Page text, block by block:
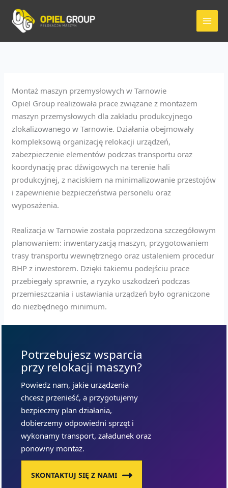
treści
Montaż maszyn przemysłowych w Tarnowie
Opiel Group realizowała prace związane z montażem
maszyn przemysłowych dla zakładu produkcyjnego
zlokalizowanego w Tarnowie. Działania obejmowały
kompleksową organizację relokacji urządzeń,
zabezpieczenie elementów podczas transportu oraz
koordynację prac dźwigowych na terenie hali
produkcyjnej, z naciskiem na minimalizowanie przestojów
i zapewnienie bezpieczeństwa personelu oraz
wyposażenia.
Realizacja w Tarnowie została poprzedzona szczegółowym
planowaniem: inwentaryzacją maszyn, przygotowaniem
trasy transportu wewnętrznego oraz ustaleniem procedur
BHP z inwestorem. Dzięki takiemu podejściu prace
przebiegały sprawnie, a ryzyko uszkodzeń podczas
przemieszczania i ustawiania urządzeń było ograniczone
do niezbędnego minimum.
Potrzebujesz wsparcia
przy relokacji maszyn?
Powiedz nam, jakie urządzenia
chcesz przenieść, a przygotujemy
bezpieczny plan działania,
dobierzemy odpowiedni sprzęt i
wykonamy transport, załadunek oraz
ponowny montaż.
SKONTAKTUJ SIĘ Z NAMI